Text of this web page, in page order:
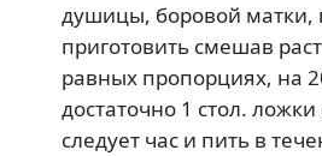
душицы, боровой матки,
приготовить смешав
равных пропорциях, на
достаточно 1 стол.
следует час и пить в